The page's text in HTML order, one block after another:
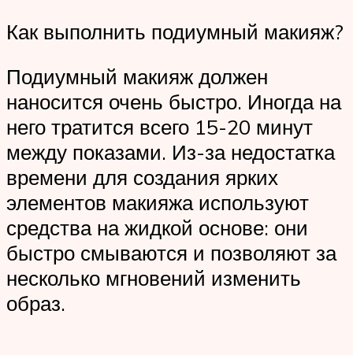
Как выполнить подиумный макияж?
Подиумный макияж должен
наносится очень быстро. Иногда на
него тратится всего 15-20 минут
между показами. Из-за недостатка
времени для создания ярких
элементов макияжа используют
средства на жидкой основе: они
быстро смываются и позволяют за
несколько мгновений изменить
образ.